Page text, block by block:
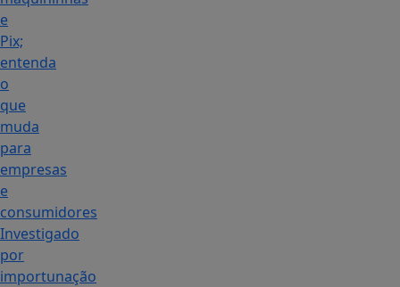
e
Pix;
entenda
o
que
muda
para
empresas
e
consumidores
Investigado
por
importunação